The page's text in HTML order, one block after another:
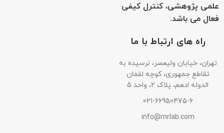
علمی پژوهشی، کنترل کیفی
فعال می باشد.
راه های ارتباط با ما
تهران، خیابان ولیعصر، نرسیده به
تقاطع جمهوری، کوچه لقمان
الدوله ادهم، پلاک 2، واحد 5
021-66950475-6
info@rnrlab.com